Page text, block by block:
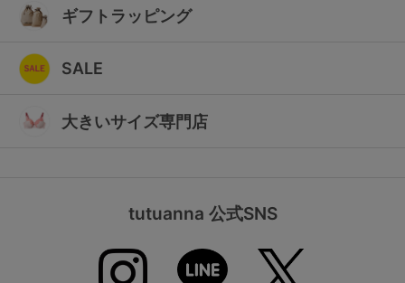
ギフトラッピング
SALE
大きいサイズ専門店
tutuanna 公式SNS